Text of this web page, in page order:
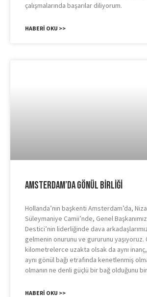
çalışmalarında başarılar diliyorum.
HABERI OKU >>
Amsterdam’da Gönül Birliği
Hollanda’nın başkenti Amsterdam’da,
Süleymaniye Camii’nde, Genel
Destici’nin liderliğinde dava
gelmenin onurunu ve gururunu
kilometrelerce uzakta olsak da aynı inanç,
aynı gönül bağı etrafında kenetlenmiş
olmanın ne denli güçlü bir bağ olduğunu
HABERI OKU >>